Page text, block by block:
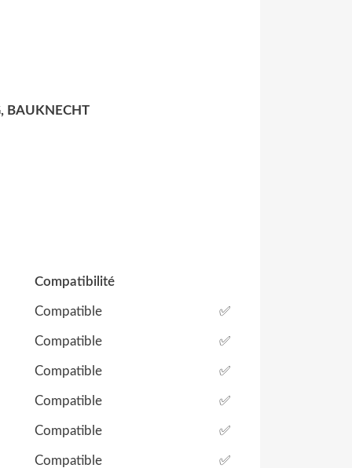
BAUKNECHT
Compatibilité
Compatible ✅
Compatible ✅
Compatible ✅
Compatible ✅
Compatible ✅
Compatible ✅